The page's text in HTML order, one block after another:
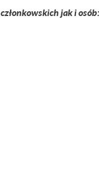
jak i osób: